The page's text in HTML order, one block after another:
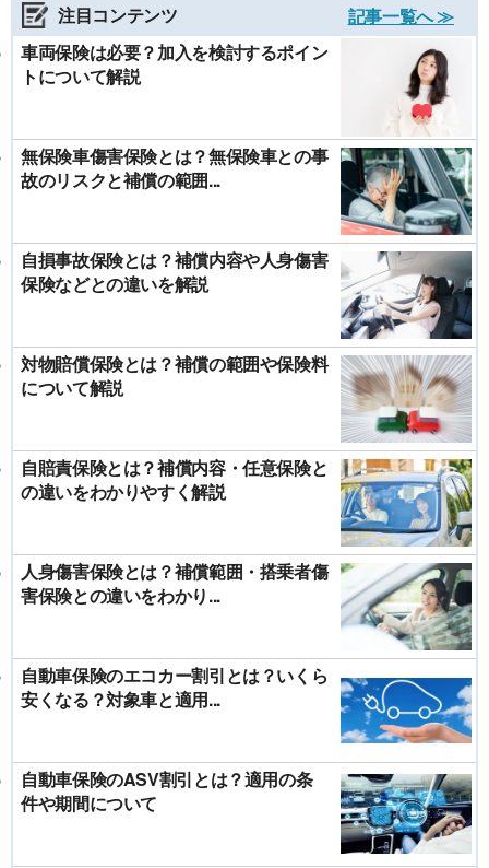
注目コンテンツ
記事一覧へ ≫
車両保険は必要？加入を検討するポイン
トについて解説
無保険車傷害保険とは？無保険車との事
故のリスクと補償の範囲...
自損事故保険とは？補償内容や人身傷害
保険などとの違いを解説
対物賠償保険とは？補償の範囲や保険料
について解説
自賠責保険とは？補償内容・任意保険と
の違いをわかりやすく解説
人身傷害保険とは？補償範囲・搭乗者傷
害保険との違いをわかり...
自動車保険のエコカー割引とは？いくら
安くなる？対象車と適用...
自動車保険のASV割引とは？適用の条
件や期間について